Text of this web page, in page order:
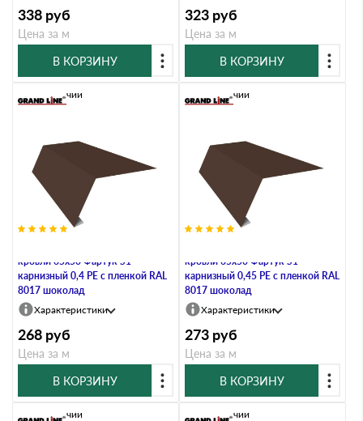
338 руб
Цена за м
В КОРЗИНУ
323 руб
Цена за м
В КОРЗИНУ
кровли 65х50 Фартук S1
карнизный 0,4 PE с пленкой RAL
8017 шоколад
В наличии
Характеристики
268 руб
Цена за м
В КОРЗИНУ
кровли 65х50 Фартук S1
карнизный 0,45 PE с пленкой RAL
8017 шоколад
В наличии
Характеристики
273 руб
Цена за м
В КОРЗИНУ
В наличии В наличии